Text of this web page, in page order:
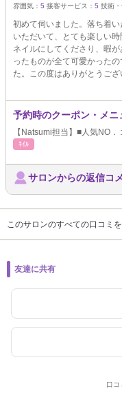
雰囲気： 5 接客サービス： 5 技術・
初めて伺いました。落ち着
いただいて、とても楽しい
ネイルにしてくださり、暇
ったものが全て可愛かった
た。この度はありがとうござ
予約時のクーポン・メニ
【Natsumi担当】■人気NO
ﾈｲﾙ
サロンからの返信コ
このサロンのすべての口コミ
友達に共有
口コ